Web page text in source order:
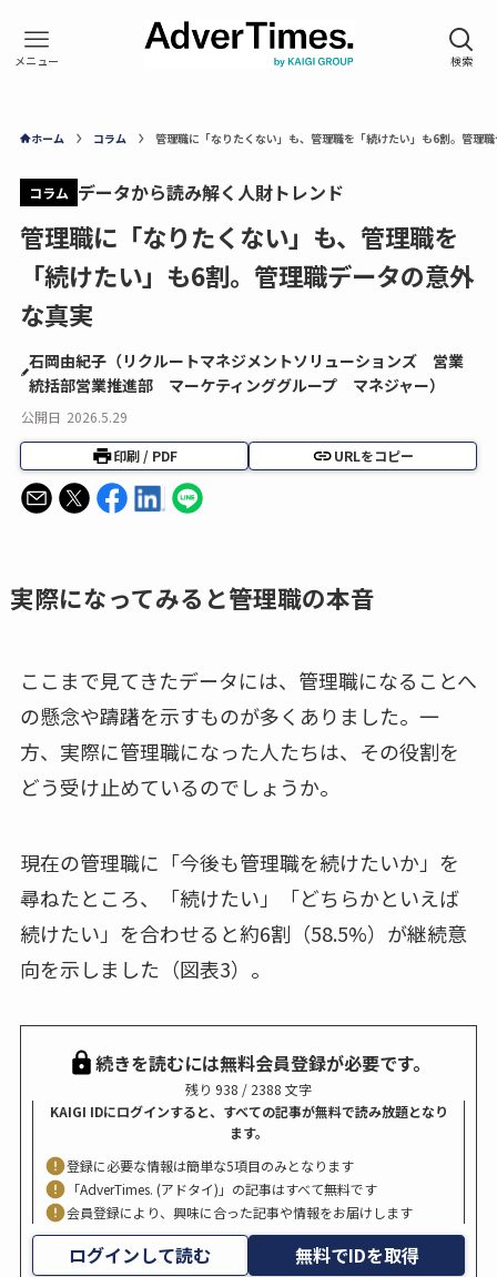
ホーム コラム 管理職に「なりたくない」も、管理職を「続けたい」も6割。管理
コラム データから読み解く人財トレンド
管理職に「なりたくない」も、管理職を
「続けたい」も6割。管理職データの意外
な真実
石岡由紀子（リクルートマネジメントソリューションズ 営業
統括部営業推進部 マーケティンググループ マネジャー）
公開日 2026.5.29
印刷 / PDF URLをコピー
実際になってみると――管理職の本音
ここまで見てきたデータには、管理職になることへ
の懸念や躊躇を示すものが多くありました。一
方、実際に管理職になった人たちは、その役割を
どう受け止めているのでしょうか。
現在の管理職に「今後も管理職を続けたいか」を
尋ねたところ、「続けたい」「どちらかといえば
続けたい」を合わせると約6割（58.5%）が継続意
向を示しました（図表3）。
続きを読むには無料会員登録が必要です。
残り 938 / 2388 文字
KAIGI IDにログインすると、すべての記事が無料で読み放題となり
ます。
登録に必要な情報は簡単な5項目のみとなります
「AdverTimes. (アドタイ)」の記事はすべて無料です
会員登録により、興味に合った記事や情報をお届けします
ログインして読む 無料でIDを取得